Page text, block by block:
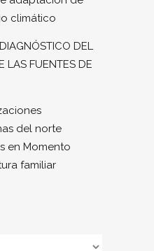
climático
DIAGNÓSTICO DEL
LAS FUENTES DE
del norte
en Momento
familiar